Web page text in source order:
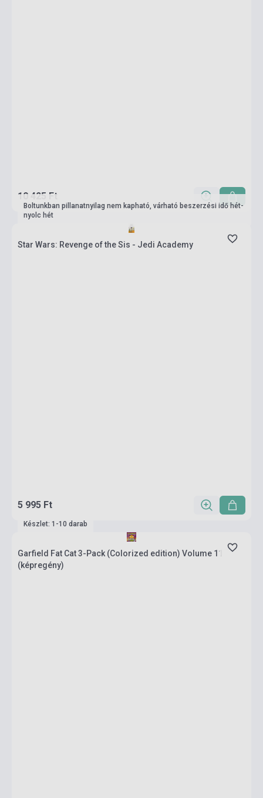
10 425 Ft
Boltunkban pillanatnyilag nem kapható, várható beszerzési idő hét-
nyolc hét
Star Wars: Revenge of the Sis - Jedi Academy
5 995 Ft
Készlet: 1-10 darab
Garfield Fat Cat 3-Pack (Colorized edition) Volume 11
(képregény)